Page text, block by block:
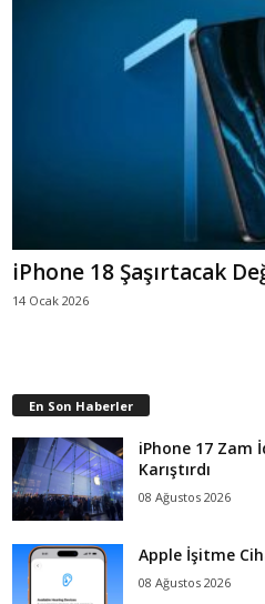
iPhone 18 Şaşırtacak
14 Ocak 2026
En Son Haberler
iPhone 17 Zam
Karıştırdı
08 Ağustos 2026
Apple İşitme
08 Ağustos 2026